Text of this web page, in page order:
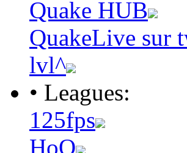
Quake HUB
QuakeLive sur
lvl^
• Leagues:
125fps
HoQ